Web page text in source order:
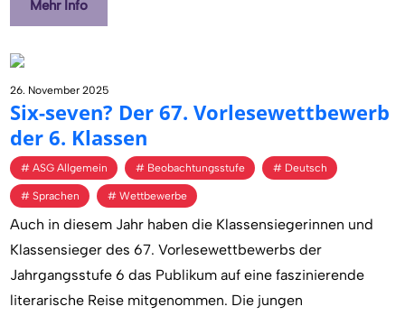
Mehr Info
26. November 2025
Six-seven? Der 67. Vor­le­se­wett­be­werb
der 6. Klas­sen
ASG Allgemein Beobachtungsstufe Deutsch
Sprachen Wettbewerbe
Auch in diesem Jahr haben die Klassensiegerinnen und
Klassensieger des 67. Vorlesewettbewerbs der
Jahrgangsstufe 6 das Publikum auf eine faszinierende
literarische Reise mitgenommen. Die jungen